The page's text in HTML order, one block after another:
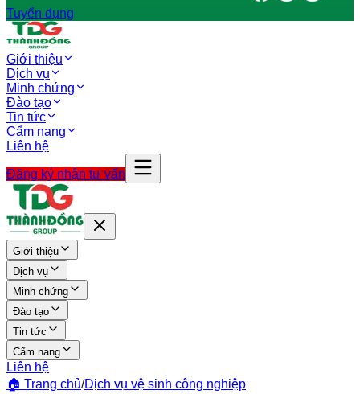
Tuyển dụng
Giới thiệu
Dịch vụ
Minh chứng
Đào tạo
Tin tức
Cẩm nang
Liên hệ
Đăng ký nhận tư vấn
Giới thiệu
Dịch vụ
Minh chứng
Đào tạo
Tin tức
Cẩm nang
Liên hệ
🏠 Trang chủ/Dịch vụ vệ sinh công nghiệp